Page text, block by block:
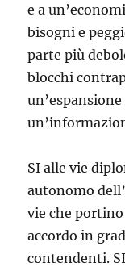
e a
bisogni e
parte più
blocchi
un’espansione
SI alle vie
autonomo
vie che portino
accordo in
contendenti.